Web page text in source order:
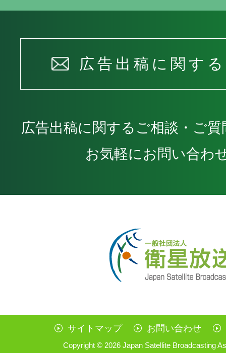
広告出稿に関す
広告出稿に関するご相談・ご
お気軽にお問い合わ
サイトマップ お問い合わせ
Copyright © 2026 Japan Satellite Broadcasting